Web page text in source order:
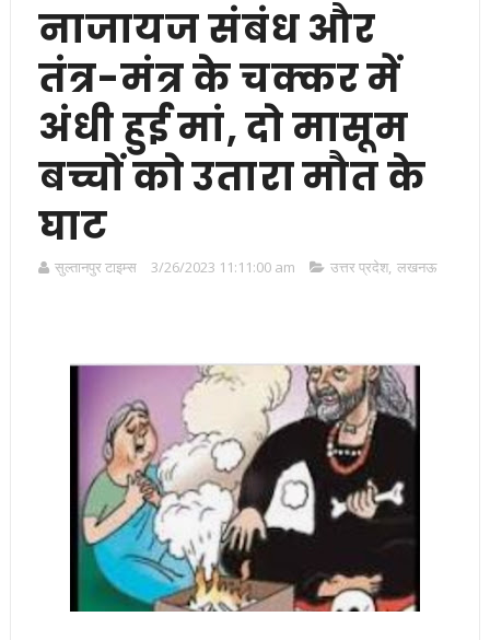
नाजायज संबंध और
तंत्र-मंत्र के चक्कर में
अंधी हुई मां, दो मासूम
बच्चों को उतारा मौत के
घाट
सुल्तानपुर टाइम्स 3/26/2023 11:11:00 am उत्तर प्रदेश, लखनऊ